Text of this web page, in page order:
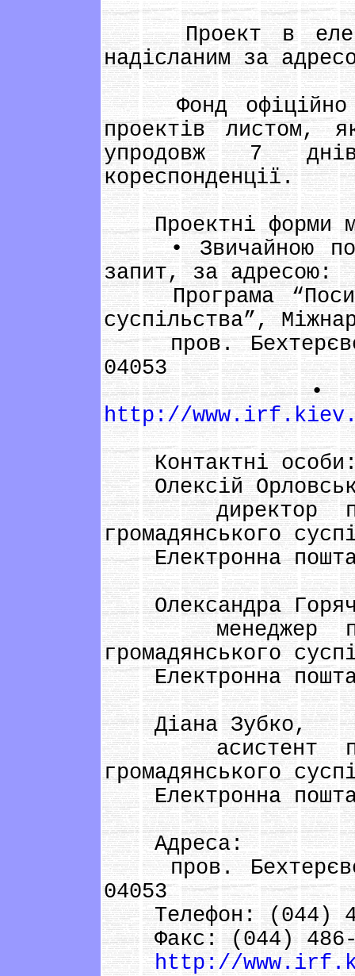
Проект в
надісланим за
Фонд офіційно
проектів листом,
упродовж 7
кореспонденції.
Проектні форми
• Звичайною
запит, за адресою:
Програма
суспільства”,
пров.
04053
• На веб-
http://
Контактні
Олексій
директор
громадянського
Електронна
Олександра
менеджер
громадянського
Електронна
Діана Зубко,
асистент
громадянського
Електронна
Адреса:
пров.
04053
Телефон: (044)
Факс: (044) 486-
http://